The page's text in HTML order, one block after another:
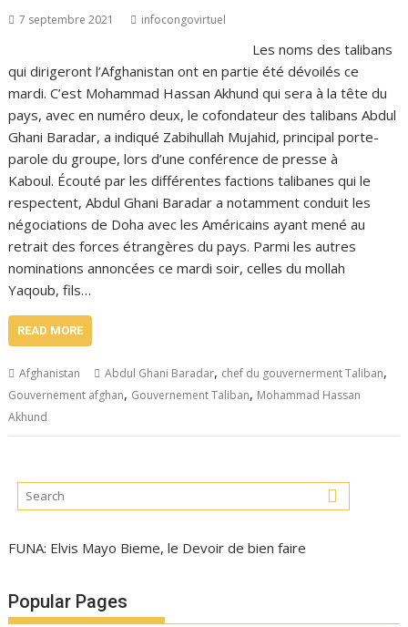
7 septembre 2021 infocongovirtuel
Les noms des talibans
qui dirigeront l’Afghanistan ont en partie été dévoilés ce
mardi. C’est Mohammad Hassan Akhund qui sera à la tête du
pays, avec en numéro deux, le cofondateur des talibans Abdul
Ghani Baradar, a indiqué Zabihullah Mujahid, principal porte-
parole du groupe, lors d’une conférence de presse à
Kaboul. Écouté par les différentes factions talibanes qui le
respectent, Abdul Ghani Baradar a notamment conduit les
négociations de Doha avec les Américains ayant mené au
retrait des forces étrangères du pays. Parmi les autres
nominations annoncées ce mardi soir, celles du mollah
Yaqoub, fils…
READ MORE
Afghanistan Abdul Ghani Baradar, chef du gouvernerment Taliban,
Gouvernement afghan, Gouvernement Taliban, Mohammad Hassan
Akhund
FUNA: Elvis Mayo Bieme, le Devoir de bien faire
Popular Pages